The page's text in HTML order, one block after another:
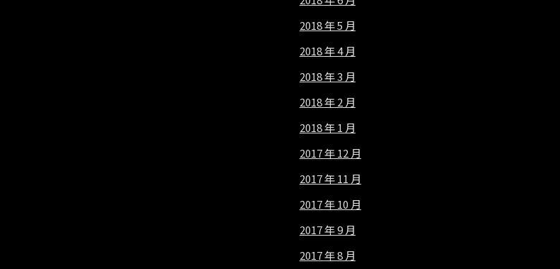
2018 年 5 月
2018 年 4 月
2018 年 3 月
2018 年 2 月
2018 年 1 月
2017 年 12 月
2017 年 11 月
2017 年 10 月
2017 年 9 月
2017 年 8 月